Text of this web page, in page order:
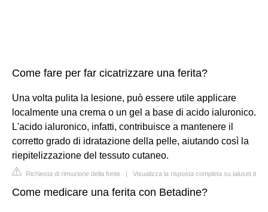
Come fare per far cicatrizzare una ferita?
Una volta pulita la lesione, può essere utile applicare
localmente una crema o un gel a base di acido ialuronico.
L'acido ialuronico, infatti, contribuisce a mantenere il
corretto grado di idratazione della pelle, aiutando così la
riepitelizzazione del tessuto cutaneo.
Richiesta di rimozione della fonte | Visualizza la risposta completa su ialuset.it
Come medicare una ferita con Betadine?